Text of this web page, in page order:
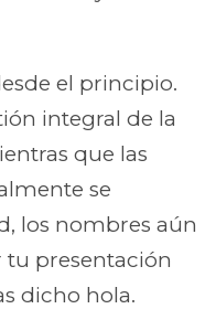
el principio.
integral de la
que las
se
los nombres aún
tu presentación
dicho hola.